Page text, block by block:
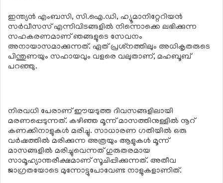
ഇന്ത്യന്‍ എംബസി, സി.ഐ.ഡി, ഹ്യൂമാനിറ്റേറിയന്‍
സര്‍വീസസ് എന്നിവിടങ്ങളില്‍ നിന്നൊക്കെ ലഭിക്കുന്ന
സഹകരണമാണ് ഞങ്ങളുടെ സേവനം
അനായാസമാക്കുന്നത്. ഏത് പ്രശ്‌നത്തിലും അധികൃതരുടെ
പിന്തുണയും സഹായവും വളരെ വലുതാണ്, മഹബൂബ്
പറഞ്ഞു.
നിരവധി പേരാണ് ഈയടുത്ത ദിവസങ്ങളിലായി
മരണപ്പെടുന്നത്. കഴിഞ്ഞ മൂന്ന് മാസത്തിനുള്ളില്‍ നൂറ്
കണക്കിനാളുകള്‍ മരിച്ചു. സാധാരണ ഗതിയില്‍ ഒരു
വര്‍ഷത്തില്‍ മരിക്കുന്ന അത്രയും ആളുകള്‍ മൂന്ന്
മാസങ്ങളില്‍ മരിച്ചുവെന്നത് ഗുരുതരമായ
സാമൂഹ്യാന്തരീക്ഷമാണ് സൂചിപ്പിക്കുന്നത്. അതീവ
ജാഗ്രതയോടെ മുന്നോട്ടുപോവേണ്ട നാളുകളാണിത്.